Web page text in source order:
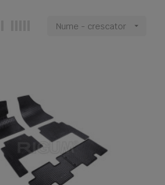
Nume - crescator 